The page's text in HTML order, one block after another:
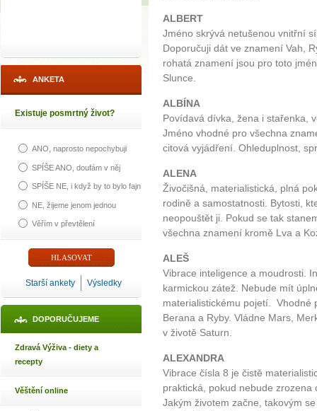
ANKETA
Existuje posmrtný život?
ANO, naprosto nepochybuji
SPÍŠE ANO, doufám v něj
SPÍŠE NE, i když by to bylo fajn
NE, žijeme jenom jednou
Věřím v převtělení
Starší ankety Výsledky
DOPORUČUJEME
Zdravá Výživa - diety a
recepty
Věštění online
ALBERT
Jméno skrývá netušenou vnitřní
Doporučuji dát ve znamení Vah,
rohatá znamení jsou pro toto
Slunce.
ALBÍNA
Povídavá dívka, žena i stařenka,
Jméno vhodné pro všechna
citová vyjádření. Ohleduplnost,
ALENA
Živočišná, materialistická, plná
rodině a samostatnosti. Bytosti,
neopouštět ji. Pokud se tak
všechna znamení kromě Lva a
ALEŠ
Vibrace inteligence a moudrosti.
karmickou zátež. Nebude mít
materialistickému pojetí. Vhodné
Berana a Ryby. Vládne Mars,
v životě Saturn.
ALEXANDRA
Vibrace čísla 8 je čistě
praktická, pokud nebude
Jakým životem začne, takovým